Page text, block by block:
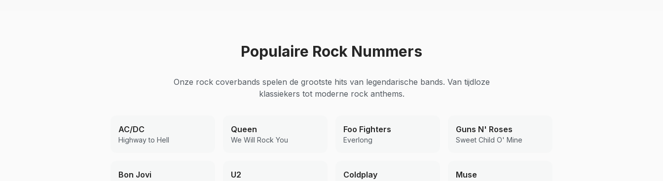
Populaire Rock Nummers
Onze rock coverbands spelen de grootste hits van legendarische bands. Van tijdloze
klassiekers tot moderne rock anthems.
AC/DC
Highway to Hell
Queen
We Will Rock You
Foo Fighters
Everlong
Guns N' Roses
Sweet Child O' Mine
Bon Jovi U2 Coldplay Muse